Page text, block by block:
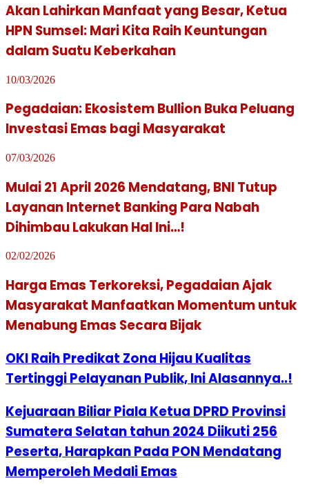
Akan Lahirkan Manfaat yang Besar, Ketua
HPN Sumsel: Mari Kita Raih Keuntungan
dalam Suatu Keberkahan
10/03/2026
Pegadaian: Ekosistem Bullion Buka Peluang
Investasi Emas bagi Masyarakat
07/03/2026
Mulai 21 April 2026 Mendatang, BNI Tutup
Layanan Internet Banking Para Nabah
Dihimbau Lakukan Hal Ini…!
02/02/2026
Harga Emas Terkoreksi, Pegadaian Ajak
Masyarakat Manfaatkan Momentum untuk
Menabung Emas Secara Bijak
OKI Raih Predikat Zona Hijau Kualitas
Tertinggi Pelayanan Publik, Ini Alasannya..!
Kejuaraan Biliar Piala Ketua DPRD Provinsi
Sumatera Selatan tahun 2024 Diikuti 256
Peserta, Harapkan Pada PON Mendatang
Memperoleh Medali Emas